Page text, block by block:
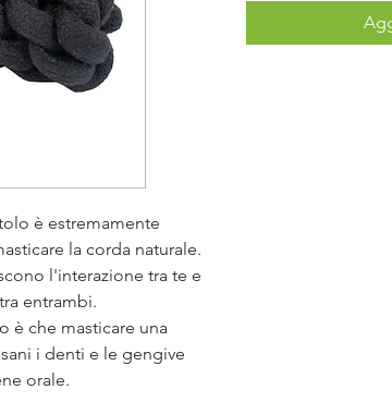
è estremamente
la corda naturale.
l'interazione tra te e
entrambi.
è che masticare una
i denti e le gengive
orale.